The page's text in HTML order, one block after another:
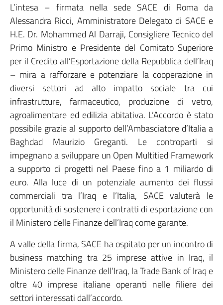
L’intesa – firmata nella sede SACE di Roma da
Alessandra Ricci, Amministratore Delegato di SACE e
H.E. Dr. Mohammed Al Darraji, Consigliere Tecnico del
Primo Ministro e Presidente del Comitato Superiore
per il Credito all’Esportazione della Repubblica dell’Iraq
– mira a rafforzare e potenziare la cooperazione in
diversi settori ad alto impatto sociale tra cui
infrastrutture, farmaceutico, produzione di vetro,
agroalimentare ed edilizia abitativa. L’Accordo è stato
possibile grazie al supporto dell’Ambasciatore d’Italia a
Baghdad Maurizio Greganti. Le controparti si
impegnano a sviluppare un Open Multitied Framework
a supporto di progetti nel Paese fino a 1 miliardo di
euro. Alla luce di un potenziale aumento dei flussi
commerciali tra l’Iraq e l’Italia, SACE valuterà le
opportunità di sostenere i contratti di esportazione con
il Ministero delle Finanze dell’Iraq come garante.
A valle della firma, SACE ha ospitato per un incontro di
business matching tra 25 imprese attive in Iraq, il
Ministero delle Finanze dell’Iraq, la Trade Bank of Iraq e
oltre 40 imprese italiane operanti nelle filiere dei
settori interessati dall’accordo.